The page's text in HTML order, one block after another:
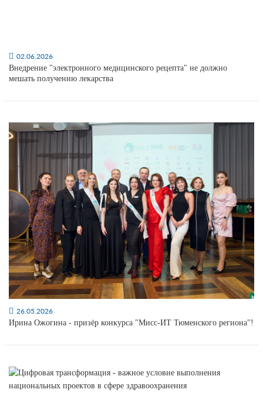
02.06.2026
Внедрение "электронного медицинского рецепта" не должно
мешать получению лекарства
26.05.2026
Ирина Ожогина - призёр конкурса "Мисс-ИТ Тюменского региона"!